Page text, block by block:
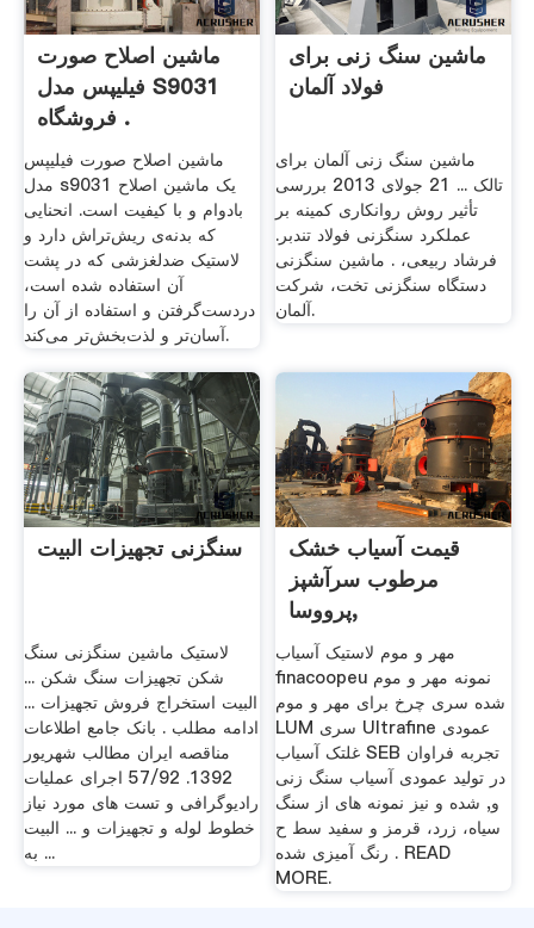
ماشین اصلاح صورت
فیلیپس مدل S9031
فروشگاه .
ماشین اصلاح صورت فیلیپس
مدل s9031 یک ماشین اصلاح
بادوام و با کیفیت است. انحنایی
که بدنه‌ی ریش‌تراش دارد و
لاستیک ضد‌لغزشی که در پشت
آن استفاده شده است،
دردست‌گرفتن و استفاده از آن را
آسان‌تر و لذت‌بخش‌تر می‌کند.
ماشین سنگ زنی برای
فولاد آلمان
ماشین سنگ زنی آلمان برای
تالک ... 21 جولای 2013 بررسی
تأثیر روش روانکاری کمینه بر
عملکرد سنگزنی فولاد تندبر.
فرشاد ربیعی، . ماشین سنگزنی
دستگاه سنگزنی تخت، شرکت
آلمان.
سنگزنی تجهیزات البیت
لاستیک ماشین سنگزنی سنگ
شکن تجهیزات سنگ شکن ...
البیت استخراج فروش تجهیزات ...
ادامه مطلب . بانک جامع اطلاعات
مناقصه ایران مطالب شهریور
1392. 57/92 اجرای عملیات
رادیوگرافی و تست های مورد نیاز
خطوط لوله و تجهیزات و ... البیت
به ...
قیمت آسیاب خشک
مرطوب سرآشپز
پرووسا,
مهر و موم لاستیک آسیاب
finacoopeu نمونه مهر و موم
شده سری چرخ برای مهر و موم
LUM سری Ultrafine عمودی
غلتک آسیاب SEB تجربه فراوان
در تولید عمودی آسیاب سنگ زنی
و, شده و نیز نمونه های از سنگ
سیاه، زرد، قرمز و سفید سط ح
رنگ آمیزی شده . READ
MORE.